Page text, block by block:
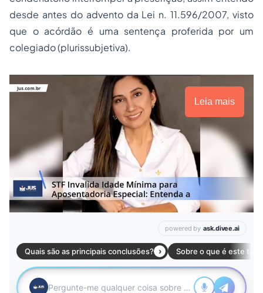
desde antes do advento da Lei n. 11.596/2007, visto
que o acórdão é uma sentença proferida por um
colegiado (plurissubjetiva).
Leia mais